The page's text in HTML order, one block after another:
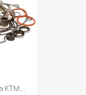
KTM...